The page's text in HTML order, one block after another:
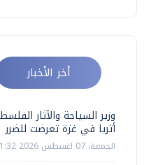
أخر الأخبار
أثريا في غزة تعرضت للضرر
الجمعة، 07 اغسطس 2026 01:32 ص